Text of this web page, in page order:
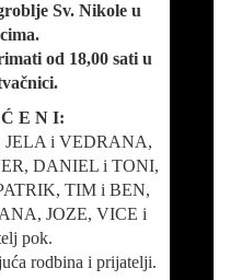
Sv. Nikole u
od 18,00 sati u
E N I:
JELA i VEDRANA,
DANIEL i TONI,
TIM i BEN,
JOZE, VICE i
pok.
rodbina i prijatelji.